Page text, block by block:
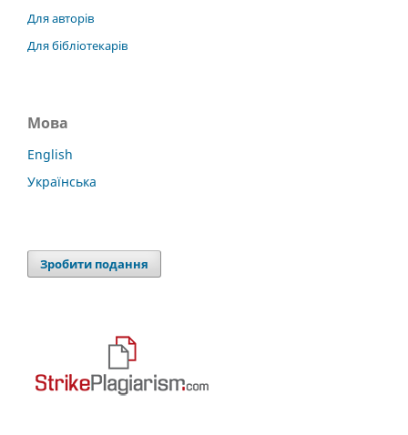
Для авторів
Для бібліотекарів
Мова
English
Українська
Зробити подання